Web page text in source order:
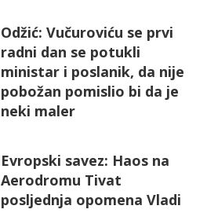
Odžić: Vučuroviću se prvi
radni dan se potukli
ministar i poslanik, da nije
pobožan pomislio bi da je
neki maler
Evropski savez: Haos na
Aerodromu Tivat
posljednja opomena Vladi